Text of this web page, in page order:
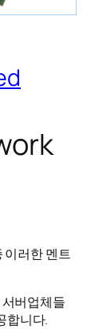
이러한 멘트
버업체들
합니다.